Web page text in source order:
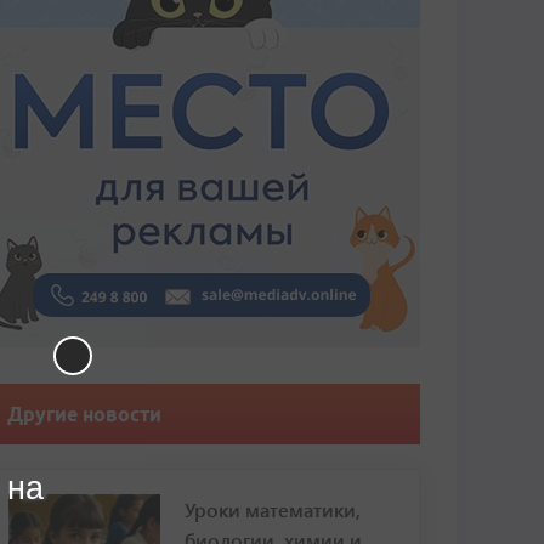
Другие новости
Уроки математики,